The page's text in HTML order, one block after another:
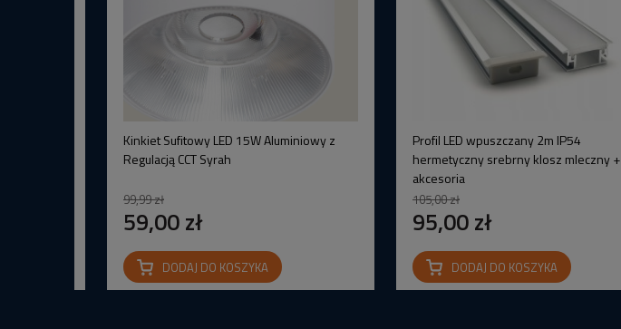
Kinkiet Sufitowy LED 15W Aluminiowy z
Regulacją CCT Syrah
99,99 zł
59,00 zł
DODAJ DO KOSZYKA
Profil LED wpuszczany 2m IP54
hermetyczny srebrny klosz mleczny +
akcesoria
105,00 zł
95,00 zł
DODAJ DO KOSZYKA